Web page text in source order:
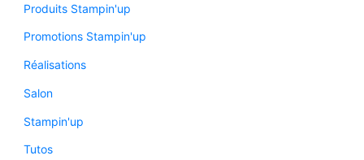
Produits Stampin'up
Promotions Stampin'up
Réalisations
Salon
Stampin'up
Tutos